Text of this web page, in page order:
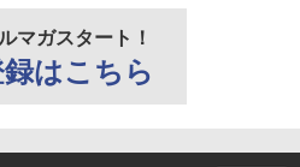
マガスタート！
はこちら